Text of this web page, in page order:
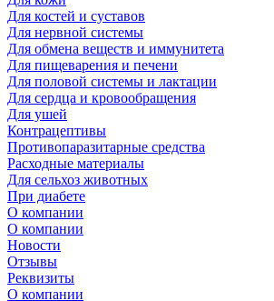
Для костей и суставов
Для нервной системы
Для обмена веществ и иммунитета
Для пищеварения и печени
Для половой системы и лактации
Для сердца и кровообращения
Для ушей
Контрацептивы
Противопаразитарные средства
Расходные материалы
Для сельхоз животных
При диабете
О компании
О компании
Новости
Отзывы
Реквизиты
О компании